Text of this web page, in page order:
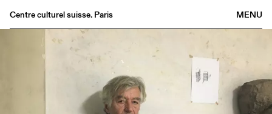
MENU
Centre culturel suisse. Paris